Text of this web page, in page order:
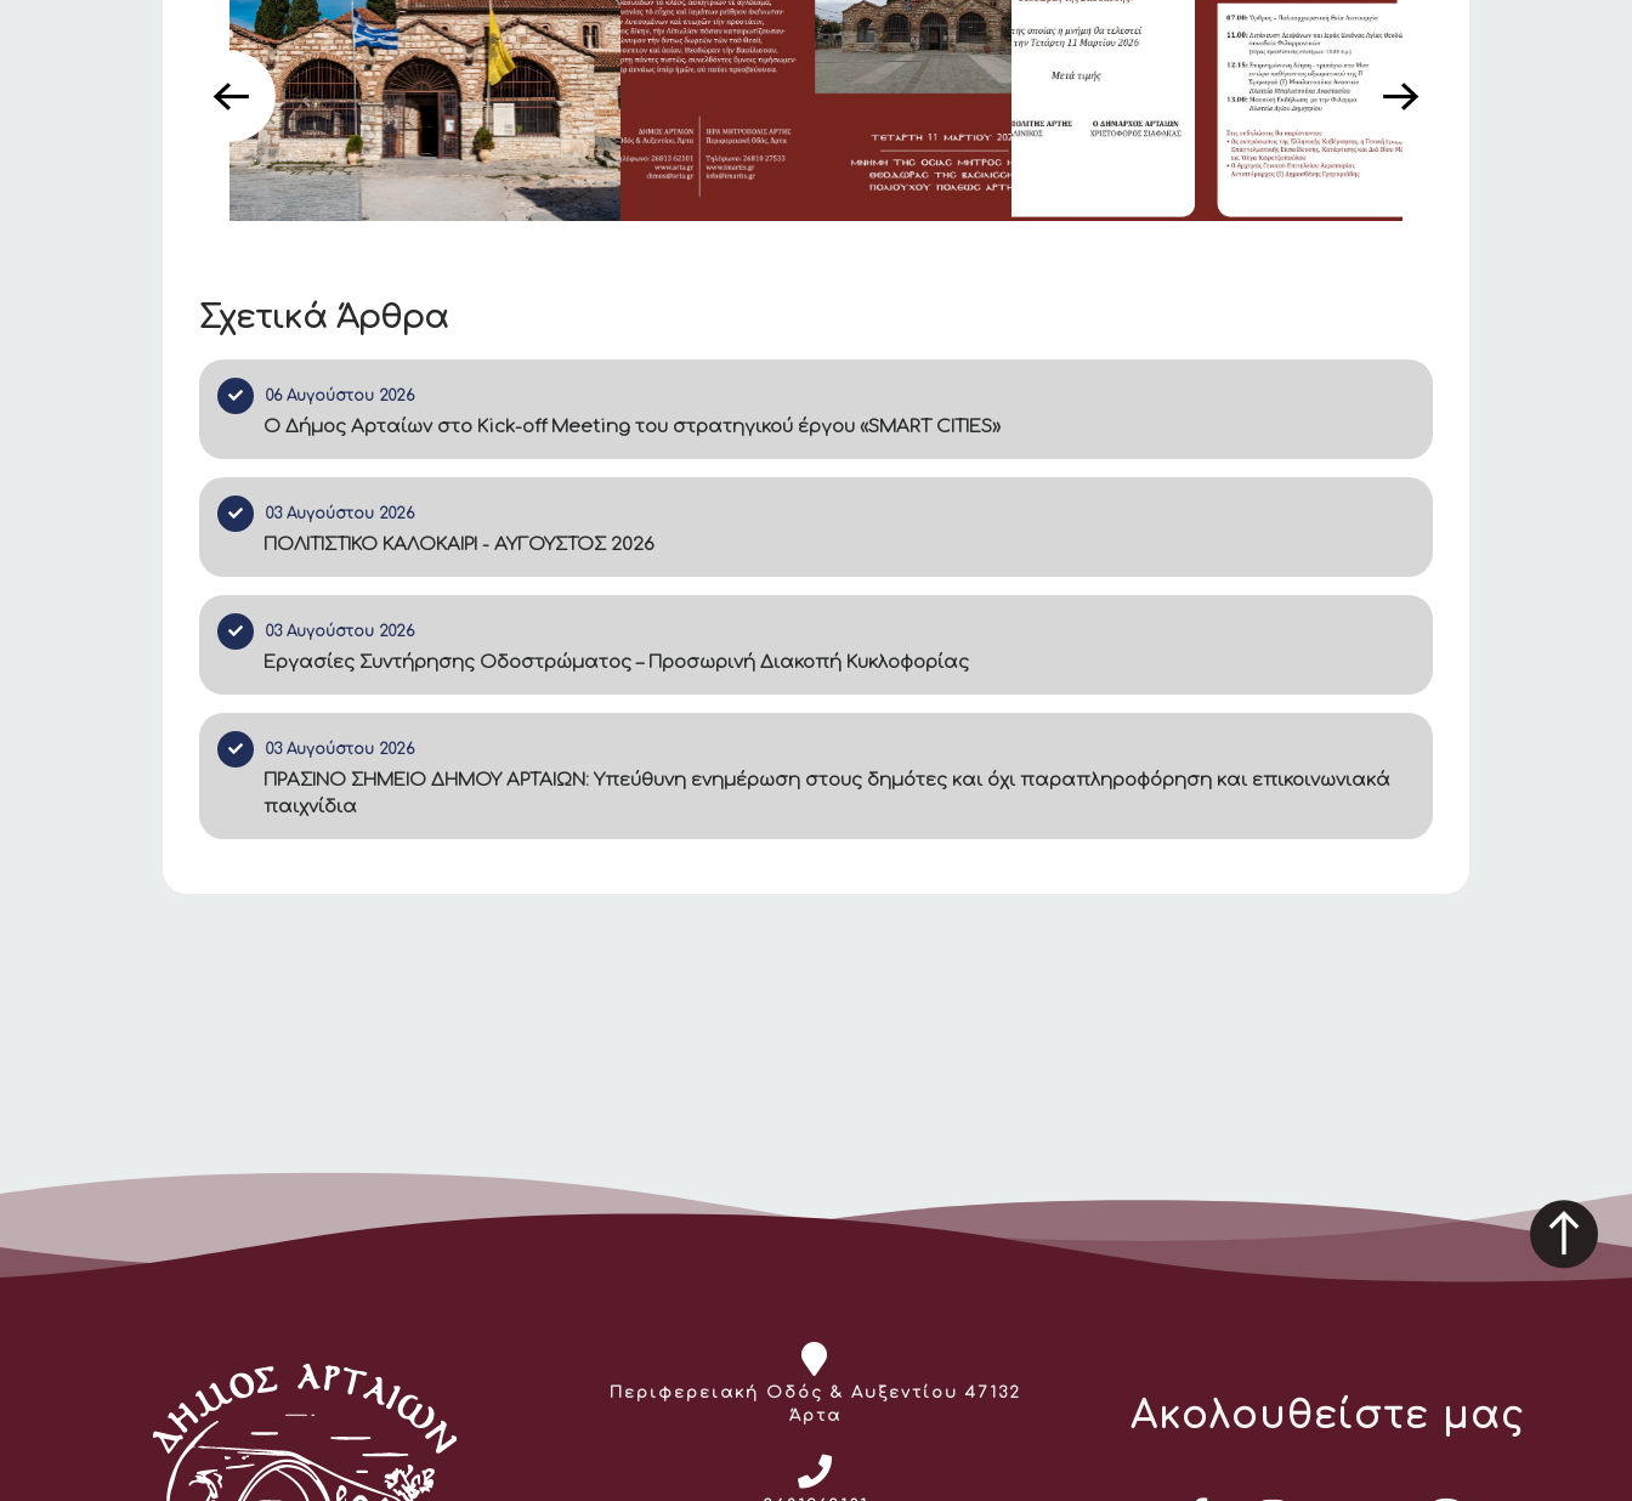
Σχετικά Άρθρα
06 Αυγούστου 2026
Ο Δήμος Αρταίων στο Kick-off Meeting του στρατηγικού έργου «SMART CITIES»
03 Αυγούστου 2026
ΠΟΛΙΤΙΣΤΙΚΟ ΚΑΛΟΚΑΙΡΙ - ΑΥΓΟΥΣΤΟΣ 2026
03 Αυγούστου 2026
Εργασίες Συντήρησης Οδοστρώματος – Προσωρινή Διακοπή Κυκλοφορίας
03 Αυγούστου 2026
ΠΡΑΣΙΝΟ ΣΗΜΕΙΟ ΔΗΜΟΥ ΑΡΤΑΙΩΝ: Υπεύθυνη ενημέρωση στους δημότες και όχι παραπληροφόρηση και επικοινωνιακά
παιχνίδια
Διεύθυνση:
Περιφερειακή Οδός & Αυξεντίου 47132
Άρτα
Ακολουθείστε μας